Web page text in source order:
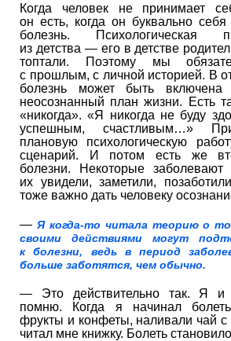
Когда человек не принимает
он есть, когда он буквально себя
болезнь. Психологическая
из детства — его в детстве
топтали. Поэтому мы
с прошлым, с личной историей. В
болезнь может быть
неосознанный план жизни. Есть
«никогда». «Я никогда не буду
успешным, счастливым…»
плановую психологическую
сценарий. И потом есть же
болезни. Некоторые
их увидели, заметили,
тоже важно дать человеку
— Якогда-то читала теорию о
своими действиями могут
к болезни, ведь в период
больше заботятся, чем обычно.
— Это действительно так. Я и
помню. Когда я начинал
фрукты и конфеты, наливали чай с
читал мне книжку. Болеть